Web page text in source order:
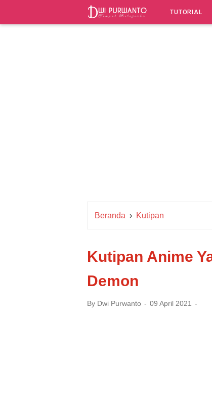
TUTORIAL
Beranda › Kutipan
Kutipan Anime
Demon
By Dwi Purwanto 09 April 2021